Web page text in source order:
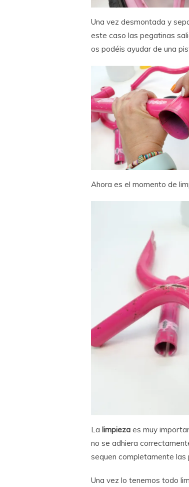
Una vez desmontada y
este caso las pegatinas
os podéis ayudar de una
Ahora es el momento de
La limpieza es muy
no se adhiera
sequen completamente las
Una vez lo tenemos todo